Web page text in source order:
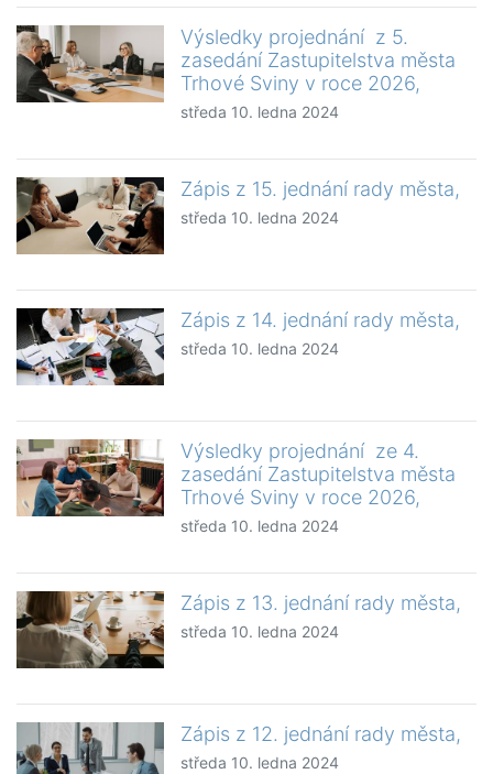
Výsledky projednání z 5.
zasedání Zastupitelstva města
Trhové Sviny v roce 2026,
středa 10. ledna 2024
Zápis z 15. jednání rady města,
středa 10. ledna 2024
Zápis z 14. jednání rady města,
středa 10. ledna 2024
Výsledky projednání ze 4.
zasedání Zastupitelstva města
Trhové Sviny v roce 2026,
středa 10. ledna 2024
Zápis z 13. jednání rady města,
středa 10. ledna 2024
Zápis z 12. jednání rady města,
středa 10. ledna 2024